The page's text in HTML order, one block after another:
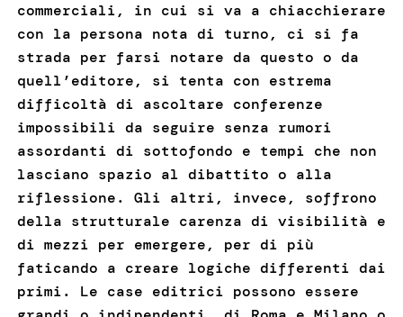
commerciali, in cui si va a chiacchierare
con la persona nota di turno, ci si fa
strada per farsi notare da questo o da
quell’editore, si tenta con estrema
difficoltà di ascoltare conferenze
impossibili da seguire senza rumori
assordanti di sottofondo e tempi che non
lasciano spazio al dibattito o alla
riflessione. Gli altri, invece, soffrono
della strutturale carenza di visibilità e
di mezzi per emergere, per di più
faticando a creare logiche differenti dai
primi. Le case editrici possono essere